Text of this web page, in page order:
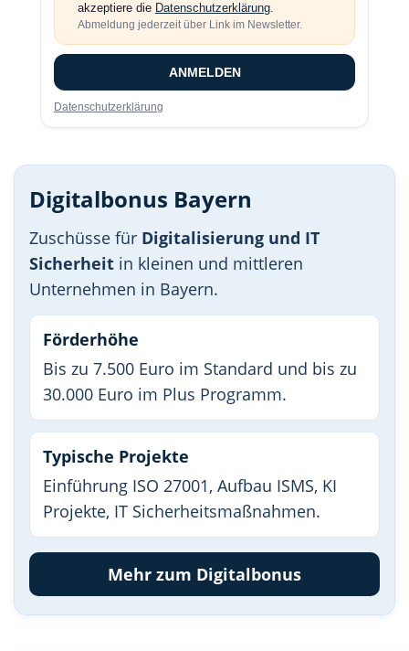
akzeptiere die Datenschutzerklärung.
Abmeldung jederzeit über Link im Newsletter.
ANMELDEN
Datenschutzerklärung
Digitalbonus Bayern
Zuschüsse für Digitalisierung und IT
Sicherheit in kleinen und mittleren
Unternehmen in Bayern.
Förderhöhe
Bis zu 7.500 Euro im Standard und bis zu
30.000 Euro im Plus Programm.
Typische Projekte
Einführung ISO 27001, Aufbau ISMS, KI
Projekte, IT Sicherheitsmaßnahmen.
Mehr zum Digitalbonus